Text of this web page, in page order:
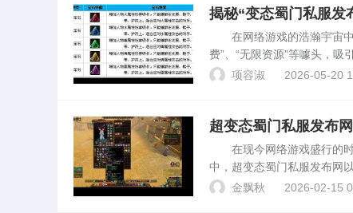
揭秘“变态蜀门私服发
在网络游戏的浩瀚宇宙中
费”、“无限资源”等噱头，
满欺诈、侵权与法律风险的
项容淑 2026-05-20
超变态蜀门私服发布
在现今网络游戏盛行的时
中，超变态蜀门私服发布网
变态蜀门私服发布网进行深
金飘秋 2026-02-15